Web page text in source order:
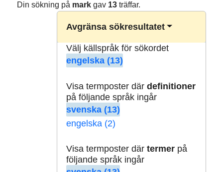
Din sökning på markgav 13träffar.
Avgränsa sökresultatet
Välj källspråk för sökordet
engelska (13)
Visa termposter där definitioner
på följande språk ingår
svenska (13)
engelska (2)
Visa termposter där termerpå
följande språk ingår